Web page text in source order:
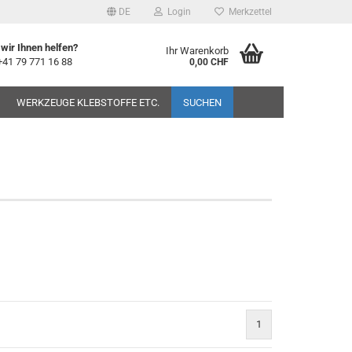
DE Login Merkzettel
Ihnen helfen?
79 771 16 88
Ihr Warenkorb
0,00 CHF
WERKZEUGE KLEBSTOFFE ETC. SUCHEN
1